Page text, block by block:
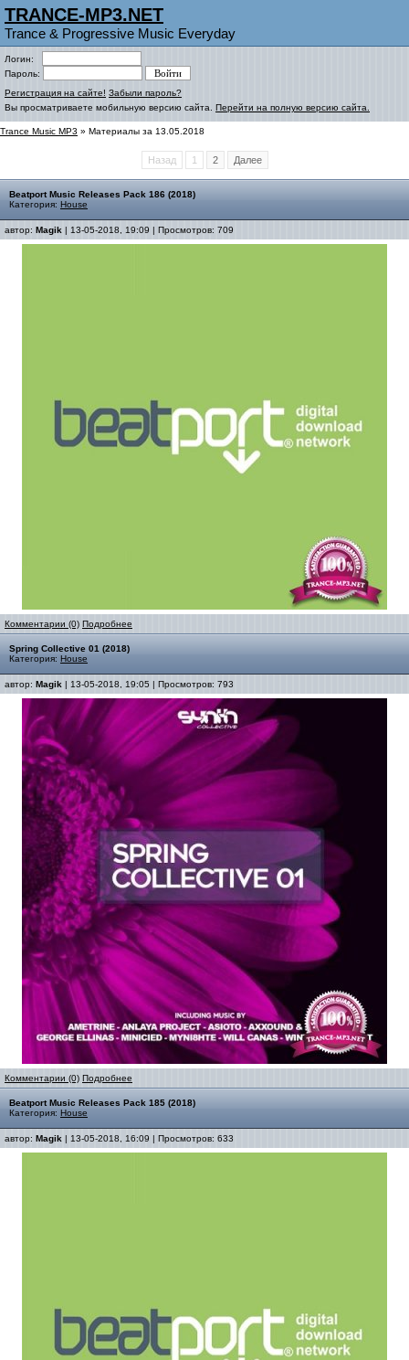
TRANCE-MP3.NET
Trance & Progressive Music Everyday
Логин:
Пароль:
Регистрация на сайте! Забыли пароль?
Вы просматриваете мобильную версию сайта. Перейти на полную версию сайта.
Trance Music MP3 » Материалы за 13.05.2018
Назад 1 2 Далее
Beatport Music Releases Pack 186 (2018)
Категория: House
автор: Magik | 13-05-2018, 19:09 | Просмотров: 709
Комментарии (0) Подробнее
Spring Collective 01 (2018)
Категория: House
автор: Magik | 13-05-2018, 19:05 | Просмотров: 793
Комментарии (0) Подробнее
Beatport Music Releases Pack 185 (2018)
Категория: House
автор: Magik | 13-05-2018, 16:09 | Просмотров: 633